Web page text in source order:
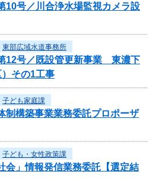
10号／川合浄水場監視カメラ設
東部広域水道事務所
12号／既設管更新事業 東濃下
その1工事
子ども家庭課
制構築事業業務委託プロポーザ
子ども・女性政策課
会」情報発信業務委託【選定結